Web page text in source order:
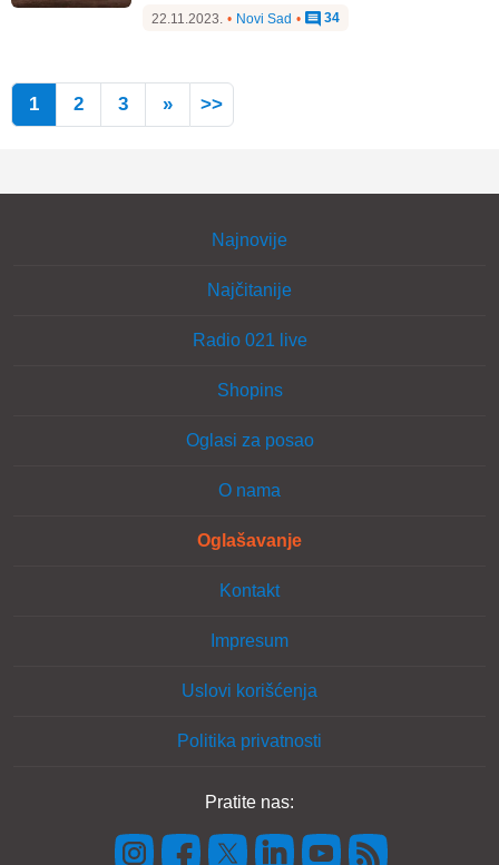
22.11.2023. • Novi Sad • 34
1 2 3 » >>
Najnovije
Najčitanije
Radio 021 live
Shopins
Oglasi za posao
O nama
Oglašavanje
Kontakt
Impresum
Uslovi korišćenja
Politika privatnosti
Pratite nas: